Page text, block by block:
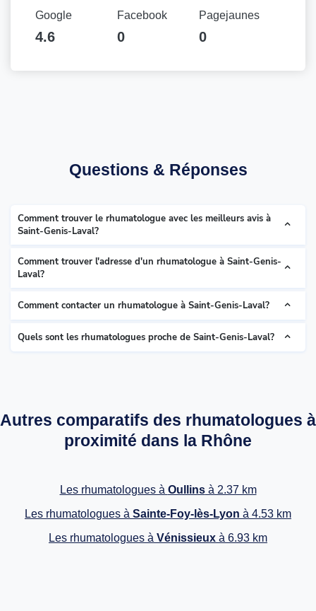
Google
4.6
Facebook
0
Pagejaunes
0
Questions & Réponses
Comment trouver le rhumatologue avec les meilleurs avis à
Saint-Genis-Laval?
Comment trouver l'adresse d'un rhumatologue à Saint-Genis-
Laval?
Comment contacter un rhumatologue à Saint-Genis-Laval?
Quels sont les rhumatologues proche de Saint-Genis-Laval?
Autres comparatifs des rhumatologues à
proximité dans la Rhône
Les rhumatologues à Oullinsà 2.37 km
Les rhumatologues à Sainte-Foy-lès-Lyon à 4.53 km
Les rhumatologues à Vénissieux à 6.93 km